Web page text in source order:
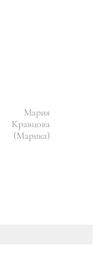
Мария
Кравцова
(Марика)